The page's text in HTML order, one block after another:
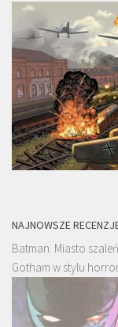
NAJNOWSZE
Batman. Miasto
Gotham w stylu